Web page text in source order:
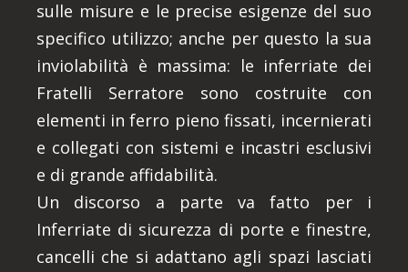
sulle misure e le precise esigenze del suo
specifico utilizzo; anche per questo la sua
inviolabilità è massima: le inferriate dei
Fratelli Serratore sono costruite con
elementi in ferro pieno fissati, incernierati
e collegati con sistemi e incastri esclusivi
e di grande affidabilità.
Un discorso a parte va fatto per i
Inferriate di sicurezza di porte e finestre,
cancelli che si adattano agli spazi lasciati